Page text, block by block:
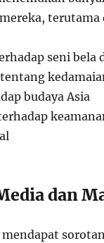
terutama
seni bela
budaya Asia
dan